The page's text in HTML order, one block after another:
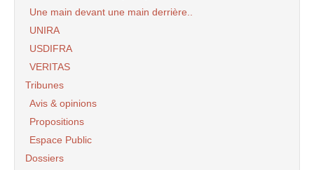
Une main devant une main derrière..
UNIRA
USDIFRA
VERITAS
Tribunes
Avis & opinions
Propositions
Espace Public
Dossiers